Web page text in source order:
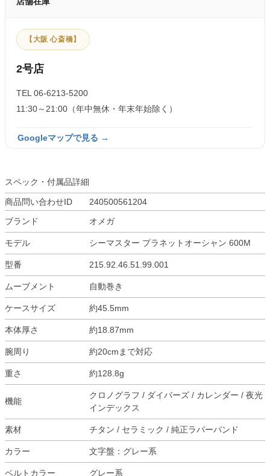
【大阪 心斎橋】
2号店
TEL 06-6213-5200
11:30～21:00（年中無休・年末年始除く）
Googleマップで見る →
スペック・付属品詳細
商品問い合わせID
240500561204
ブランド
オメガ
モデル シーマスター プラネットオーシャン 600M
型番 215.92.46.51.99.001
ムーブメント 自動巻き
ケースサイズ 約45.5mm
本体厚さ 約18.87mm
腕周り 約20cmまで対応
重さ 約128.8g
機能
クロノグラフ / ダイバーズ / カレンダー / 夜光
インデックス
素材 チタン / セラミック / 純正ラバーバンド
カラー 文字盤：グレー系
ベルトカラー グレー系